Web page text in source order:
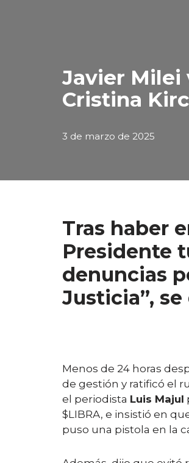
Javier Milei
Cristina
3 de marzo de 2025
Tras haber
Presidente
denuncias
Justicia”,
Menos de 24 horas
de gestión y ratificó el
el periodista Luis Majul
$LIBRA, e insistió en
puso una pistola en la